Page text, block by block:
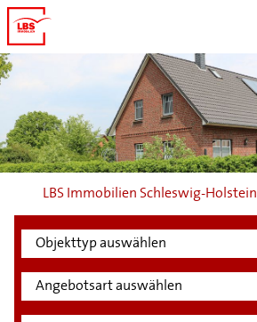
LBS Immobilien Schleswig-Holstein